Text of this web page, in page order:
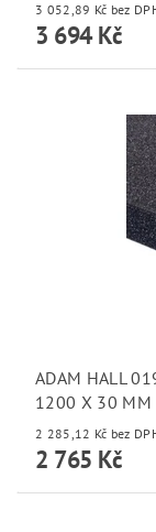
3 052,89 Kč bez
3 694 Kč
ADAM HALL
1200 X 30 MM
2 285,12 Kč bez
2 765 Kč